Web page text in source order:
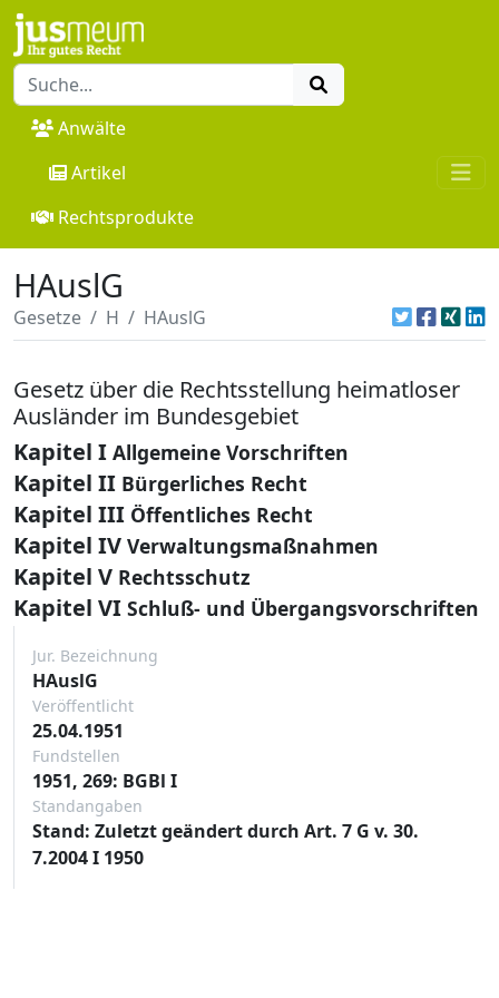
Anwälte
Artikel
Rechtsprodukte
HAuslG
Gesetze H HAuslG
Gesetz über die Rechtsstellung heimatloser
Ausländer im Bundesgebiet
Kapitel I Allgemeine Vorschriften
Kapitel II Bürgerliches Recht
Kapitel III Öffentliches Recht
Kapitel IV Verwaltungsmaßnahmen
Kapitel V Rechtsschutz
Kapitel VI Schluß- und Übergangsvorschriften
Jur. Bezeichnung
HAuslG
Veröffentlicht
25.04.1951
Fundstellen
1951, 269: BGBl I
Standangaben
Stand: Zuletzt geändert durch Art. 7 G v. 30.
7.2004 I 1950